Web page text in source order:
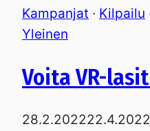
Kampanjat · Kilpailu
Yleinen
Voita VR-
28.2.202222.4.2022